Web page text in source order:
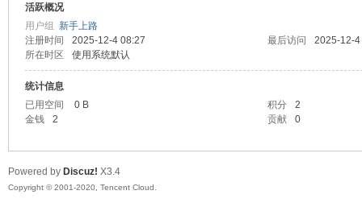
活跃概况
用户组 新手上路
注册时间
2025-12-4 08:27 最后访问
2025-12-
所在时区
使用系统默认
统计信息
已用空间
0 B 积分
2
金钱
2 贡献 0
Powered by Discuz! X3.4
Copyright © 2001-2020, Tencent Cloud.